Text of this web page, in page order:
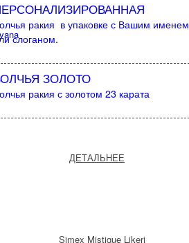
ракия в упаковке с Вашим именем
слоганом.
ЗОЛОТО
ракия с золотом 23 карата
ДЕТАЛЬНЕЕ